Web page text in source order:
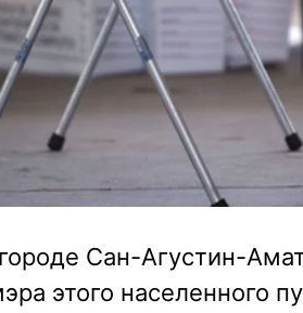
Сан-Агустин-
этого населенного